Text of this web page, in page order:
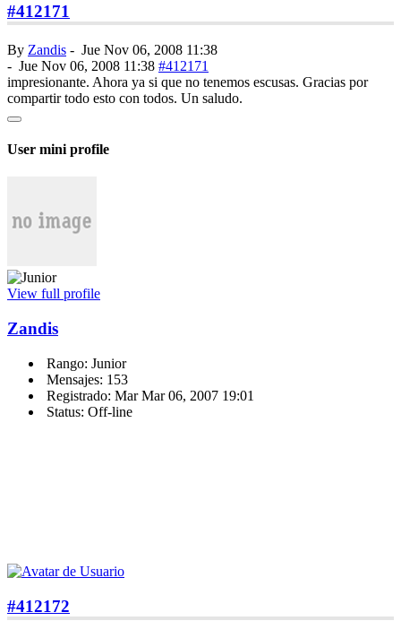
#412171
By Zandis - Jue Nov 06, 2008 11:38
- Jue Nov 06, 2008 11:38 #412171
impresionante. Ahora ya si que no tenemos escusas. Gracias por
compartir todo esto con todos. Un saludo.
User mini profile
View full profile
Zandis
Rango: Junior
Mensajes: 153
Registrado: Mar Mar 06, 2007 19:01
Status: Off-line
#412172